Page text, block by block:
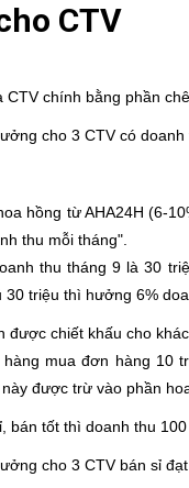
CTV
CTV chính bằng phần
cho 3 CTV có
hồng từ AHA24H (6-
thu mỗi tháng".
thu tháng 9 là 30
30 triệu thì hưởng 6%
được chiết khấu cho
mua đơn hàng 10
được trừ vào phần
bán tốt thì doanh thu
cho 3 CTV bán sỉ